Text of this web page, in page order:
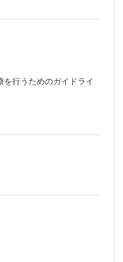
行うためのガイドライ